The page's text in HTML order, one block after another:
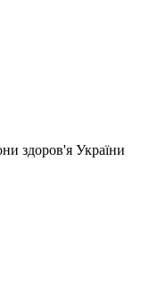
здоров'я України